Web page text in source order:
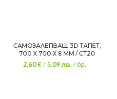
САМОЗАЛЕПВАЩ 3D ТАПЕТ,
700 Х 700 Х 8 ММ / СТ20
2.60 €/5.09лв./ бр.